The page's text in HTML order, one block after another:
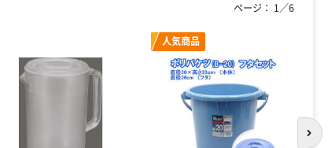
人気商品
ページ： 1 ／6
次